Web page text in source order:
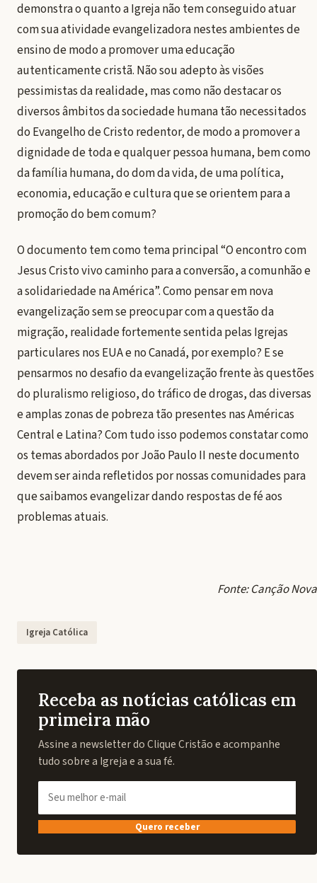
demonstra o quanto a Igreja não tem conseguido atuar
com sua atividade evangelizadora nestes ambientes de
ensino de modo a promover uma educação
autenticamente cristã. Não sou adepto às visões
pessimistas da realidade, mas como não destacar os
diversos âmbitos da sociedade humana tão necessitados
do Evangelho de Cristo redentor, de modo a promover a
dignidade de toda e qualquer pessoa humana, bem como
da família humana, do dom da vida, de uma política,
economia, educação e cultura que se orientem para a
promoção do bem comum?
O documento tem como tema principal “O encontro com
Jesus Cristo vivo caminho para a conversão, a comunhão e
a solidariedade na América”. Como pensar em nova
evangelização sem se preocupar com a questão da
migração, realidade fortemente sentida pelas Igrejas
particulares nos EUA e no Canadá, por exemplo? E se
pensarmos no desafio da evangelização frente às questões
do pluralismo religioso, do tráfico de drogas, das diversas
e amplas zonas de pobreza tão presentes nas Américas
Central e Latina? Com tudo isso podemos constatar como
os temas abordados por João Paulo II neste documento
devem ser ainda refletidos por nossas comunidades para
que saibamos evangelizar dando respostas de fé aos
problemas atuais.
Fonte: Canção Nova
Igreja Católica
Receba as notícias católicas em
primeira mão
Assine a newsletter do Clique Cristão e acompanhe
tudo sobre a Igreja e a sua fé.
Quero receber